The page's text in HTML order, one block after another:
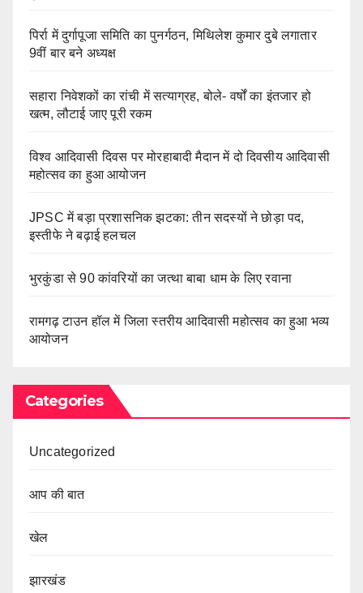
पिर्रा में दुर्गापूजा समिति का पुनर्गठन, मिथिलेश कुमार दुबे लगातार
9वीं बार बने अध्यक्ष
सहारा निवेशकों का रांची में सत्याग्रह, बोले- वर्षों का इंतजार हो
खत्म, लौटाई जाए पूरी रकम
विश्व आदिवासी दिवस पर मोरहाबादी मैदान में दो दिवसीय आदिवासी
महोत्सव का हुआ आयोजन
JPSC में बड़ा प्रशासनिक झटका: तीन सदस्यों ने छोड़ा पद,
इस्तीफे ने बढ़ाई हलचल
भुरकुंडा से 90 कांवरियों का जत्था बाबा धाम के लिए रवाना
रामगढ़ टाउन हॉल में जिला स्तरीय आदिवासी महोत्सव का हुआ भव्य
आयोजन
Categories
Uncategorized
आप की बात
खेल
झारखंड